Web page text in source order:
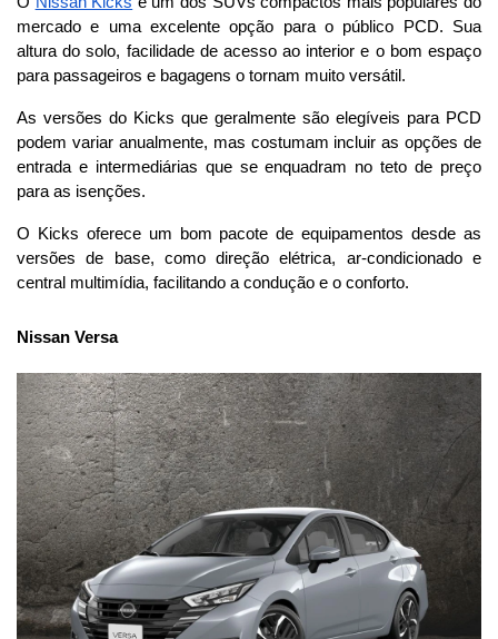
mercado e uma excelente opção para o público PCD. Sua
altura do solo, facilidade de acesso ao interior e o bom espaço
para passageiros e bagagens o tornam muito versátil.
As versões do Kicks que geralmente são elegíveis para PCD
podem variar anualmente, mas costumam incluir as opções de
entrada e intermediárias que se enquadram no teto de preço
para as isenções.
O Kicks oferece um bom pacote de equipamentos desde as
versões de base, como direção elétrica, ar-condicionado e
central multimídia, facilitando a condução e o conforto.
Nissan Versa